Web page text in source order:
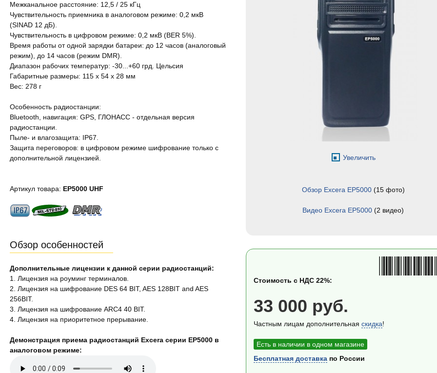
Увеличить
Обзор Excera EP5000(15 фото)
Видео Excera EP5000 (2 видео)
Стоимость с НДС 22%:
33 000 руб.
Частным лицам дополнительная скидка!
Есть в наличии в одном магазине
Бесплатная доставка по России
Межканальное расстояние: 12,5 / 25 кГц
Чувствительность приемника в аналоговом режиме: 0,2 мкВ
(SINAD 12 дБ).
Чувствительность в цифровом режиме: 0,2 мкВ (BER 5%).
Время работы от одной зарядки батареи: до 12 часов (аналоговый
режим), до 14 часов (режим DMR).
Диапазон рабочих температур: -30...+60 грд. Цельсия
Габаритные размеры: 115 x 54 x 28 мм
Вес: 278 г
Особенность радиостанции:
Bluetooth, навигация: GPS, ГЛОНАСС - отдельная версия
радиостанции.
Пыле- и влагозащита: IP67.
Защита переговоров: в цифровом режиме шифрование только с
дополнительной лицензией.
Артикул товара: EP5000 UHF
Обзор особенностей
Дополнительные лицензии к данной серии радиостанций:
1. Лицензия на роуминг терминалов.
2. Лицензия на шифрование DES 64 BIT, AES 128BIT and AES
256BIT.
3. Лицензия на шифрование ARC4 40 BIT.
4. Лицензия на приоритетное прерывание.
Демонстрация приема радиостанций Excera серии EP5000 в
аналоговом режиме: